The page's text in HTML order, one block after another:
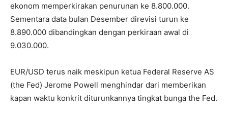
ekonom memperkirakan penurunan ke 8.800.000.
Sementara data bulan Desember direvisi turun ke
8.890.000 dibandingkan dengan perkiraan awal di
9.030.000.
EUR/USD terus naik meskipun ketua Federal Reserve AS
(the Fed) Jerome Powell menghindar dari memberikan
kapan waktu konkrit diturunkannya tingkat bunga the Fed.